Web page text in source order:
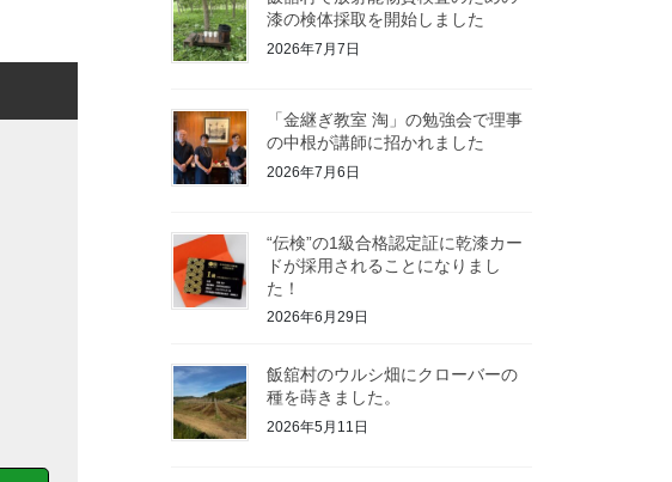
漆の検体採取を開始しました
2026年7月7日
「金継ぎ教室 淘」の勉強会で理事
の中根が講師に招かれました
2026年7月6日
“伝検”の1級合格認定証に乾漆カー
ドが採用されることになりまし
た！
2026年6月29日
飯舘村のウルシ畑にクローバーの
種を蒔きました。
2026年5月11日